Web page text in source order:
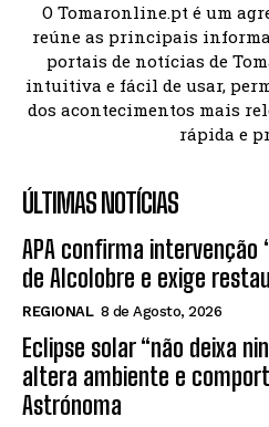
O Tomaronline.pt é um
reúne as principais
portais de notícias de
intuitiva e fácil de usar,
dos acontecimentos mais
rápida e
ÚLTIMAS NOTÍCIAS
APA confirma intervenção
de Alcolobre e exige
REGIONAL 8 de Agosto, 2026
Eclipse solar “não deixa
altera ambiente e
Astrónoma